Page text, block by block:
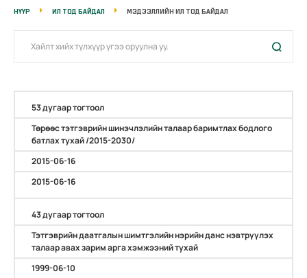
НҮҮР ИЛ ТОД БАЙДАЛ МЭДЭЭЛЛИЙН ИЛ ТОД БАЙДАЛ
53 дугаар тогтоол
Төрөөс тэтгэврийн шинэчлэлийн талаар баримтлах бодлого
батлах тухай /2015-2030/
2015-06-16
2015-06-16
43 дугаар тогтоол
Тэтгэврийн даатгалын шимтгэлийн нэрийн данс нэвтрүүлэх
талаар авах зарим арга хэмжээний тухай
1999-06-10